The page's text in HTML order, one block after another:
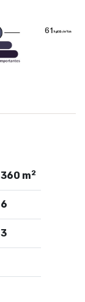
360 m2
6
3